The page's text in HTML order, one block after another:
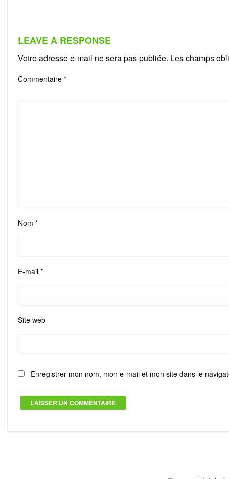
LEAVE A RESPONSE
Votre adresse e-mail ne sera pas publiée. Les champs
Commentaire *
Nom *
E-mail *
Site web
Enregistrer mon nom, mon e-mail et mon site dans le